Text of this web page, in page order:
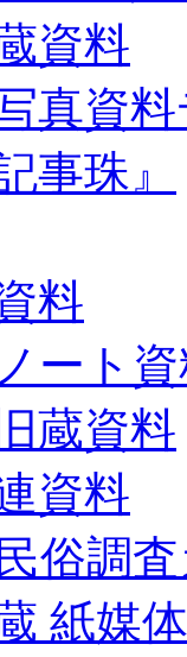
資料
真資
事珠』
料
ート
蔵資料
資料
俗調査
紙媒